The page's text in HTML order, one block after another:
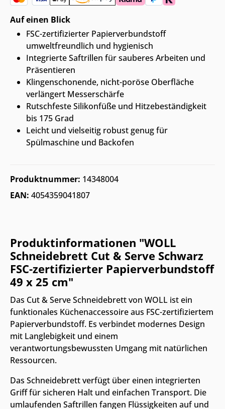
Auf einen Blick
FSC-zertifizierter Papierverbundstoff
umweltfreundlich und hygienisch
Integrierte Saftrillen für sauberes Arbeiten und
Präsentieren
Klingenschonende, nicht-poröse Oberfläche
verlängert Messerschärfe
Rutschfeste Silikonfüße und Hitzebeständigkeit
bis 175 Grad
Leicht und vielseitig robust genug für
Spülmaschine und Backofen
Produktnummer: 14348004
EAN: 4054359041807
Produktinformationen "WOLL
Schneidebrett Cut & Serve Schwarz
FSC-zertifizierter Papierverbundstoff
49 x 25 cm"
Das Cut & Serve Schneidebrett von WOLL ist ein
funktionales Küchenaccessoire aus FSC-zertifiziertem
Papierverbundstoff. Es verbindet modernes Design
mit Langlebigkeit und einem
verantwortungsbewussten Umgang mit natürlichen
Ressourcen.
Das Schneidebrett verfügt über einen integrierten
Griff für sicheren Halt und einfachen Transport. Die
umlaufenden Saftrillen fangen Flüssigkeiten auf und